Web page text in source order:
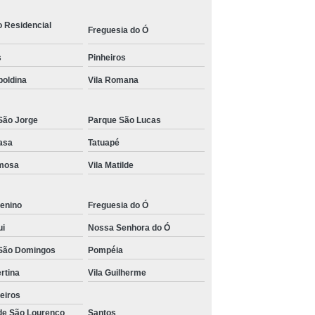
para Academia de Studio de Personal Trainer
Residencial
Freguesia do Ó
Pinheiros
Vila Romana
Jorge Parque São Lucas
Tatuapé
Vila Matilde
Freguesia do Ó
Nossa Senhora do Ó
Domingos Pompéia
Vila Guilherme
São Lourenço Santos